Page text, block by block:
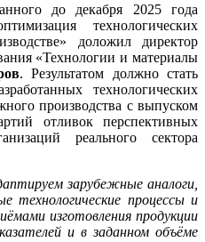
до декабря 2025 года
технологических
доложил директор
«Технологии и материалы
. Результатом должно стать
технологических
производства с выпуском
отливок перспективных
реального сектора
зарубежные аналоги,
технологические процессы и
изготовления продукции
и в заданном объёме